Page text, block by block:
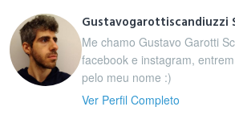
Gustavogarottiscandiuzzi
Me chamo Gustavo Garotti
facebook e instagram,
pelo meu nome :)
Ver Perfil Completo